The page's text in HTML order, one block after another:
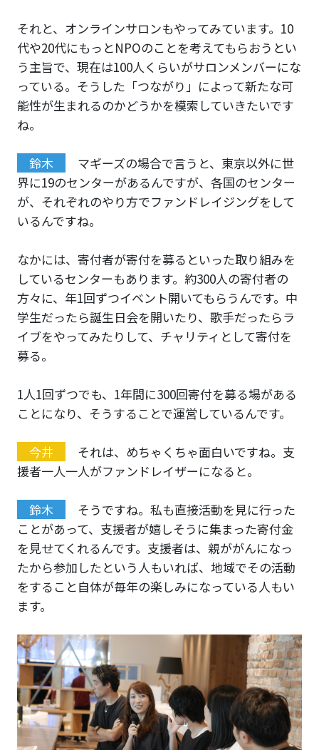
それと、オンラインサロンもやってみています。10
代や20代にもっとNPOのことを考えてもらおうとい
う主旨で、現在は100人くらいがサロンメンバーにな
っている。そうした「つながり」によって新たな可
能性が生まれるのかどうかを模索していきたいです
ね。
鈴木
マギーズの場合で言うと、東京以外に世
界に19のセンターがあるんですが、各国のセンター
が、それぞれのやり方でファンドレイジングをして
いるんですね。
なかには、寄付者が寄付を募るといった取り組みを
しているセンターもあります。約300人の寄付者の
方々に、年1回ずつイベント開いてもらうんです。中
学生だったら誕生日会を開いたり、歌手だったらラ
イブをやってみたりして、チャリティとして寄付を
募る。
1人1回ずつでも、1年間に300回寄付を募る場がある
ことになり、そうすることで運営しているんです。
今井
それは、めちゃくちゃ面白いですね。支
援者一人一人がファンドレイザーになると。
鈴木
そうですね。私も直接活動を見に行った
ことがあって、支援者が嬉しそうに集まった寄付金
を見せてくれるんです。支援者は、親ががんになっ
たから参加したという人もいれば、地域でその活動
をすること自体が毎年の楽しみになっている人もい
ます。